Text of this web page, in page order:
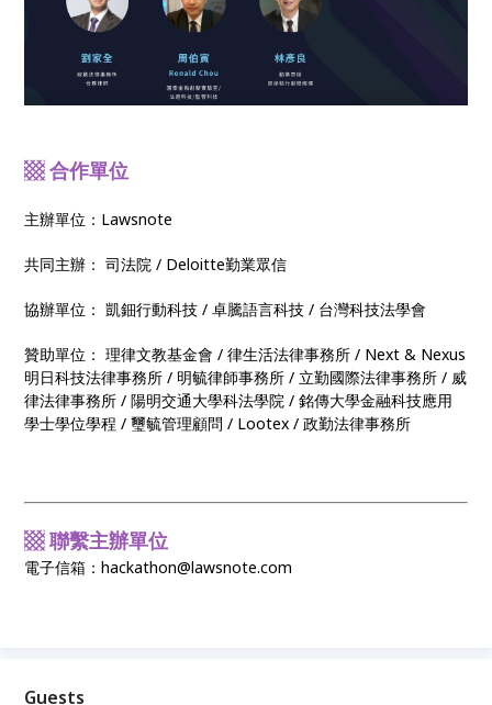
▩ 合作單位
主辦單位：Lawsnote
共同主辦： 司法院 / Deloitte勤業眾信
協辦單位： 凱鈿行動科技 / 卓騰語言科技 / 台灣科技法學會
贊助單位： 理律文教基金會 / 律生活法律事務所 / Next & Nexus
明日科技法律事務所 / 明毓律師事務所 / 立勤國際法律事務所 / 威
律法律事務所 / 陽明交通大學科法學院 / 銘傳大學金融科技應用
學士學位學程 / 璽毓管理顧問 / Lootex / 政勤法律事務所
▩ 聯繫主辦單位
電子信箱：hackathon@lawsnote.com
Guests